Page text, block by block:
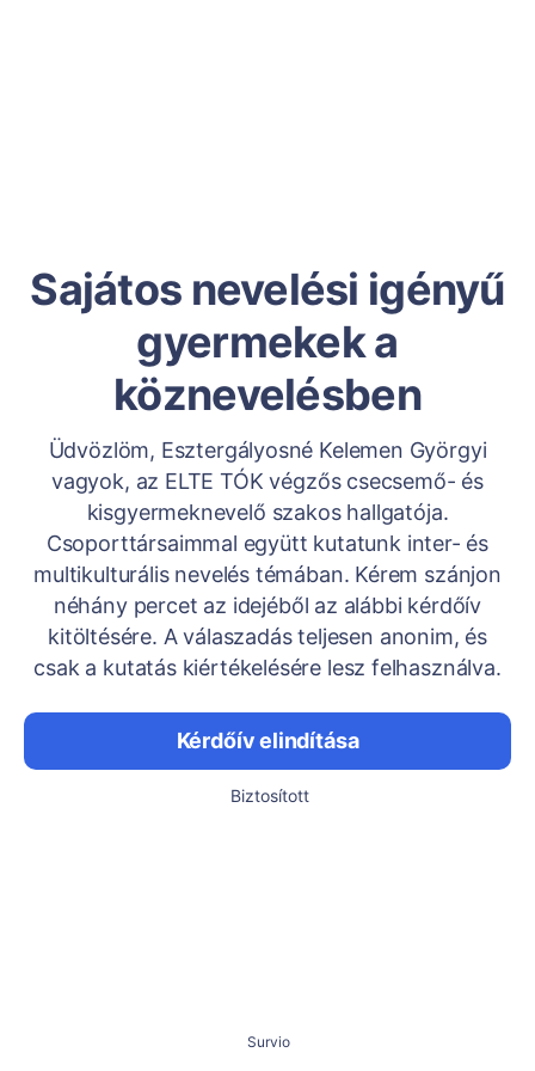
Sajátos nevelési igényű
gyermekek a
köznevelésben
Üdvözlöm, Esztergályosné Kelemen Györgyi
vagyok, az ELTE TÓK végzős csecsemő- és
kisgyermeknevelő szakos hallgatója.
Csoporttársaimmal együtt kutatunk inter- és
multikulturális nevelés témában. Kérem szánjon
néhány percet az idejéből az alábbi kérdőív
kitöltésére. A válaszadás teljesen anonim, és
csak a kutatás kiértékelésére lesz felhasználva.
Kérdőív elindítása
Biztosított
Survio